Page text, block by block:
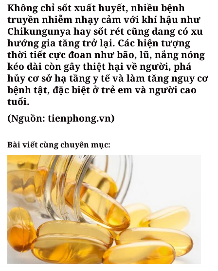
Không chỉ sốt xuất huyết, nhiều bệnh
truyền nhiễm nhạy cảm với khí hậu như
Chikungunya hay sốt rét cũng đang có xu
hướng gia tăng trở lại. Các hiện tượng
thời tiết cực đoan như bão, lũ, nắng nóng
kéo dài còn gây thiệt hại về người, phá
hủy cơ sở hạ tầng y tế và làm tăng nguy cơ
bệnh tật, đặc biệt ở trẻ em và người cao
tuổi.
(Nguồn: tienphong.vn)
Bài viết cùng chuyên mục: